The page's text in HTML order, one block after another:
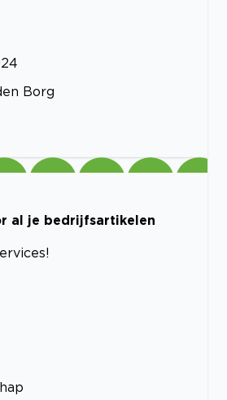
Borg
al je bedrijfsartikelen